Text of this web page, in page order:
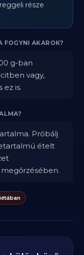
része
FOGYNI AKAROK?
g-ban
vagy,
is.
Próbálj
ételt